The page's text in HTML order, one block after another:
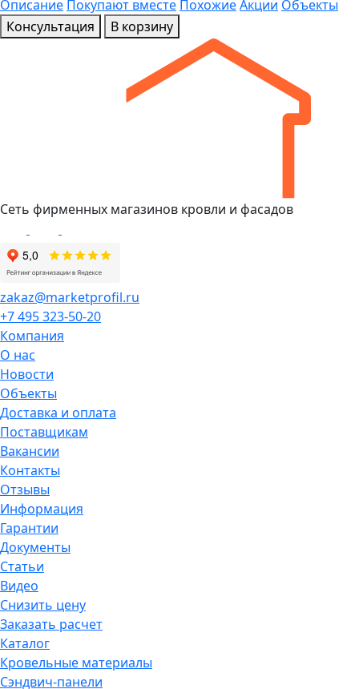
Описание Покупают вместе ПохожиеАкции Объекты
Консультация
В корзину
Сеть фирменных магазинов кровли и фасадов
zakaz@marketprofil.ru
+7 495 323-50-20
Компания
О нас
Новости
Объекты
Доставка и оплата
Поставщикам
Вакансии
Контакты
Отзывы
Информация
Гарантии
Документы
Статьи
Видео
Снизить цену
Заказать расчет
Каталог
Кровельные материалы
Сэндвич-панели